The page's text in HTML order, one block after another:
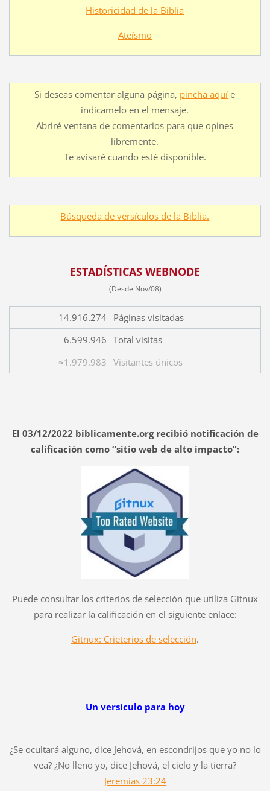
Historicidad de la Biblia
Ateísmo
Si deseas comentar alguna página, pincha aquí e
indícamelo en el mensaje.
Abriré ventana de comentarios para que opines
libremente.
Te avisaré cuando esté disponible.
Búsqueda de versículos de la Biblia.
ESTADÍSTICAS WEBNODE
(Desde Nov/08)
14.916.274
Páginas visitadas
6.599.946 Total visitas
≈1.979.983 Visitantes únicos
El 03/12/2022 biblicamente.org recibió notificación de
calificación como “sitio web de alto impacto”:
Puede consultar los criterios de selección que utiliza Gitnux
para realizar la calificación en el siguiente enlace:
Gitnux: Crieterios de selección.
Un versículo para hoy
¿Se ocultará alguno, dice Jehová, en escondrijos que yo no lo
vea? ¿No lleno yo, dice Jehová, el cielo y la tierra?
Jeremías 23:24